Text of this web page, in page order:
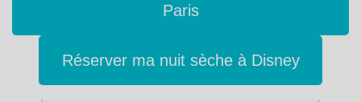
Paris
Réserver ma nuit sèche à Disney